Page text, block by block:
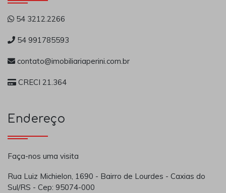
54 3212.2266
54 991785593
contato@imobiliariaperini.com.br
CRECI 21.364
Endereço
Faça-nos uma visita
Rua Luiz Michielon, 1690 - Bairro de Lourdes - Caxias do
Sul/RS - Cep: 95074-000